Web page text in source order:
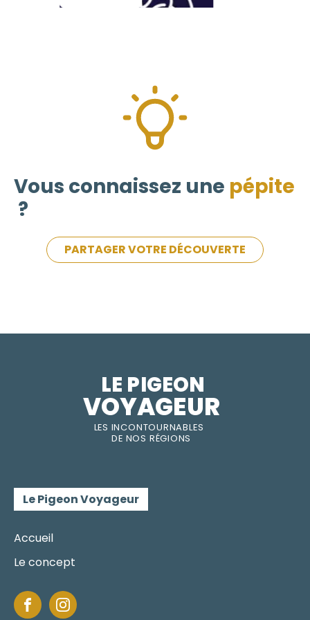
Vous connaissez une pépite
?
PARTAGER VOTRE DÉCOUVERTE
LES INCONTOURNABLES
DE NOS RÉGIONS
LE PIGEON
VOYAGEUR
Le Pigeon Voyageur
Accueil
Le concept